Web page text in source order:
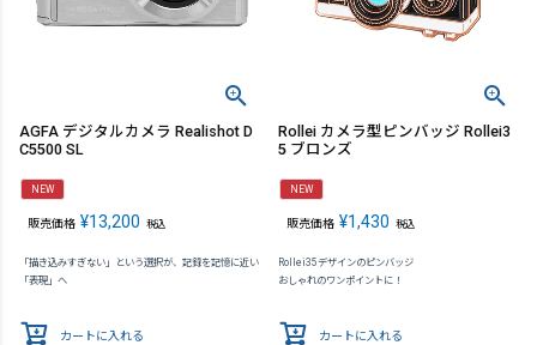
AGFA デジタルカメラ Realishot D
C5500 SL
NEW
販売価格 ¥13,200 税込
「描き込みすぎない」という選択が、記録を記憶に近い
「表現」へ
カートに入れる
Rollei カメラ型ピンバッジ Rollei3
5 ブロンズ
NEW
販売価格 ¥1,430 税込
Rollei35デザインのピンバッジ
おしゃれのワンポイントに！
カートに入れる